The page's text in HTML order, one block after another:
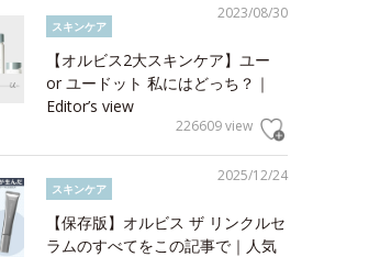
2023/08/30
スキンケア
【オルビス2大スキンケア】ユー
or ユードット 私にはどっち？｜
Editor’s view
226609 view
2025/12/24
スキンケア
【保存版】オルビス ザ リンクルセ
ラムのすべてをこの記事で｜人気